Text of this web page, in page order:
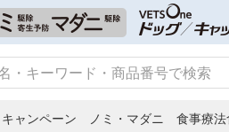
ャンペーン ノミ・マダニ 食事療法